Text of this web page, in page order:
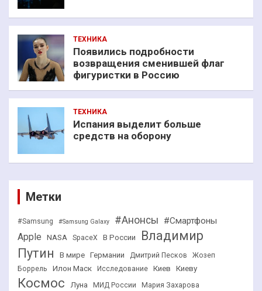
ТЕХНИКА
Появились подробности
возвращения сменившей флаг
фигуристки в Россию
ТЕХНИКА
Испания выделит больше
средств на оборону
Метки
#Samsung #Samsung Galaxy #Анонсы #Смартфоны
Apple NASA SpaceX В России
Владимир
Путин
В мире Германии Дмитрий Песков
Жозеп
Боррель
Илон Маск Исследование Киев Киеву
Космос Луна МИД России Мария Захарова